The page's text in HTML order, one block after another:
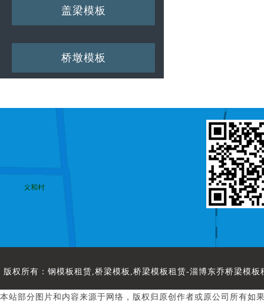
盖梁模板
桥墩模板
版权所有： 钢模板租赁,桥梁模板 ,桥梁模板租赁-淄博东乔桥梁模
本站部分图片和内容来源于网络，版权归原创作者或原公司所有如